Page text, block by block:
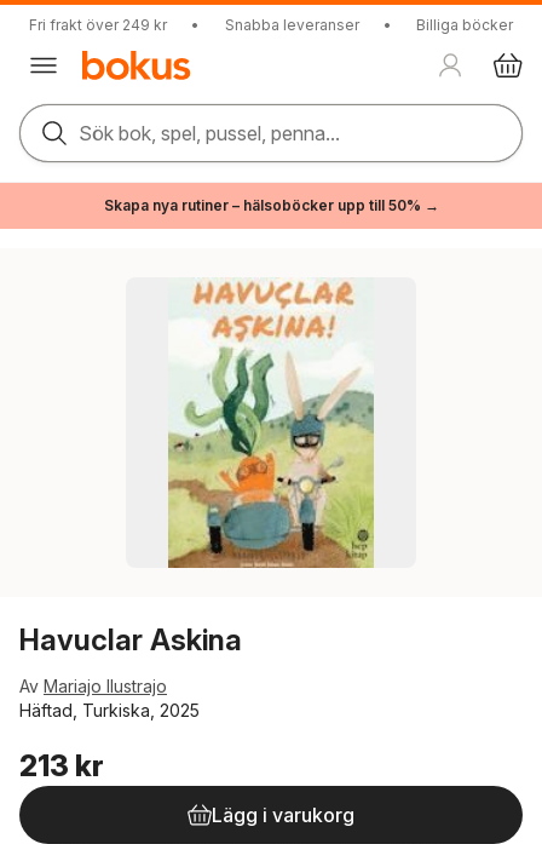
Fri frakt över 249 kr • Snabba leveranser • Billiga böcker
Sök bok, spel, pussel, penna...
Skapa nya rutiner – hälsoböcker upp till 50% →
Havuclar Askina
Av Mariajo Ilustrajo
Häftad, Turkiska, 2025
213 kr
Lägg i varukorg